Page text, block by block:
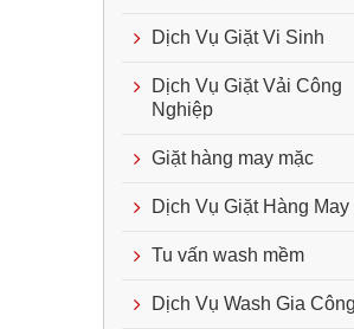
Dịch Vụ Giặt Vi Sinh
Dịch Vụ Giặt Vải Công
Nghiệp
Giặt hàng may mặc
Dịch Vụ Giặt Hàng May
Tu vấn wash mềm
Dịch Vụ Wash Gia Công